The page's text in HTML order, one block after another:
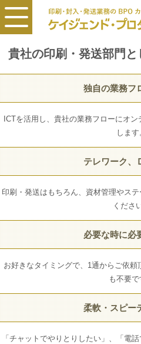
貴社の印刷・発送部門 と
独自の業務フ
ICTを活用し、貴社の業務フローにオ
します
テレワーク、
印刷・発送はもちろん、資材管理やス
くださ
必要な時に必
お好きなタイミングで、1通からご依
も不要で
柔軟・スピー
「チャットでやりとりしたい」、「電